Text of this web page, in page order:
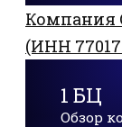
Компания
(ИНН
1 БЦ
Обзор